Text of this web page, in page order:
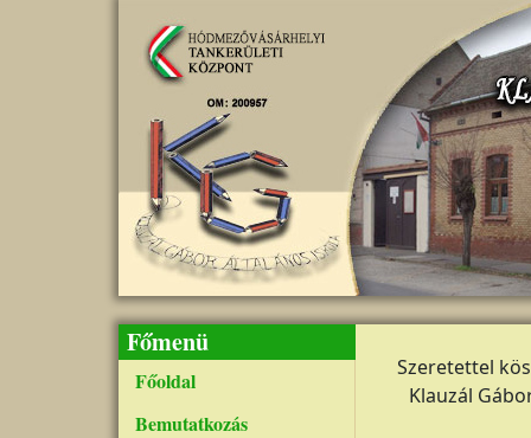
Főmenü
Főoldal
Bemutatkozás
Szeretettel
Klauzál